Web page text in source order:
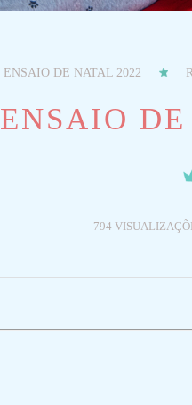
ENSAIO DE NATAL 2022
ENSAIO
794